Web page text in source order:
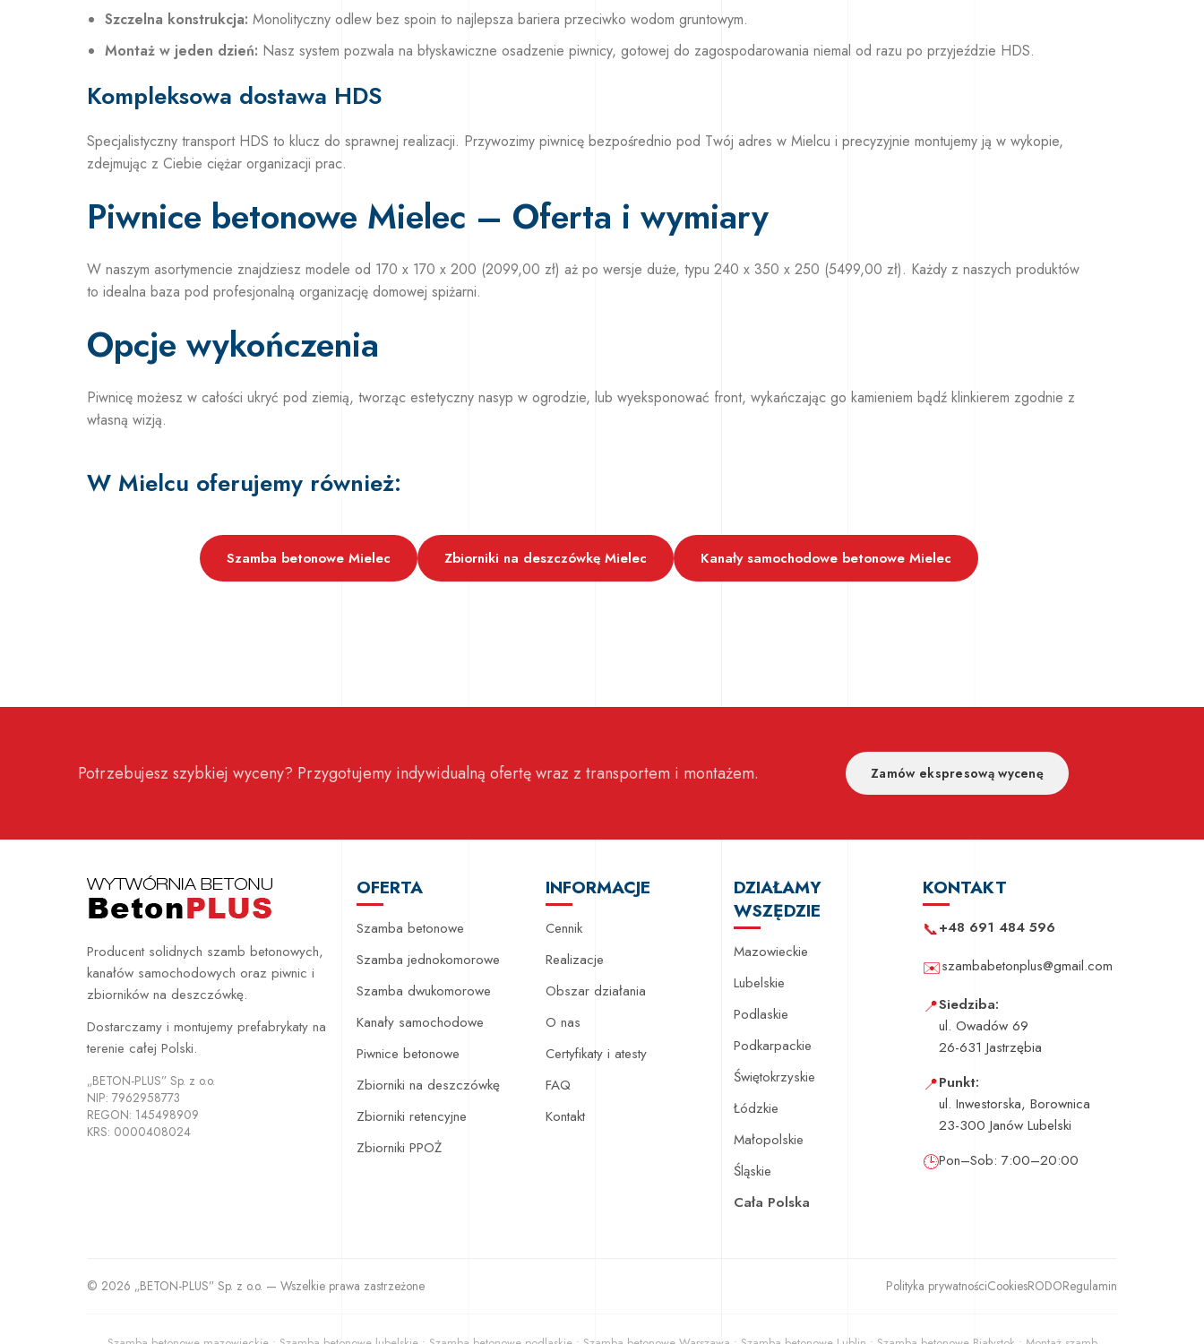
Szczelna konstrukcja: Monolityczny odlew bez spoin to najlepsza bariera przeciwko wodom gruntowym.
Montaż w jeden dzień: Nasz system pozwala na błyskawiczne osadzenie piwnicy, gotowej do zagospodarowania niemal od razu po przyjeździe HDS.
Kompleksowa dostawa HDS
Specjalistyczny transport HDS to klucz do sprawnej realizacji. Przywozimy piwnicę bezpośrednio pod Twój adres w Mielcu i precyzyjnie montujemy ją w wykopie,
zdejmując z Ciebie ciężar organizacji prac.
Piwnice betonowe Mielec – Oferta i wymiary
W naszym asortymencie znajdziesz modele od 170 x 170 x 200 (2099,00 zł) aż po wersje duże, typu 240 x 350 x 250 (5499,00 zł). Każdy z naszych produktów
to idealna baza pod profesjonalną organizację domowej spiżarni.
Opcje wykończenia
Piwnicę możesz w całości ukryć pod ziemią, tworząc estetyczny nasyp w ogrodzie, lub wyeksponować front, wykańczając go kamieniem bądź klinkierem zgodnie z
własną wizją.
W Mielcu oferujemy również:
Szamba betonowe Mielec Zbiorniki na deszczówkę Mielec Kanały samochodowe betonowe Mielec
Potrzebujesz szybkiej wyceny? Przygotujemy indywidualną ofertę wraz z transportem i montażem. Zamów ekspresową wycenę
Producent solidnych szamb betonowych,
kanałów samochodowych oraz piwnic i
zbiorników na deszczówkę.
Dostarczamy i montujemy prefabrykaty na
terenie całej Polski.
„BETON-PLUS” Sp. z o.o.
NIP: 7962958773
REGON: 145498909
KRS: 0000408024
OFERTA
Szamba betonowe
Szamba jednokomorowe
Szamba dwukomorowe
Kanały samochodowe
Piwnice betonowe
Zbiorniki na deszczówkę
Zbiorniki retencyjne
Zbiorniki PPOŻ
INFORMACJE
Cennik
Realizacje
Obszar działania
O nas
Certyfikaty i atesty
FAQ
Kontakt
DZIAŁAMY
WSZĘDZIE
Mazowieckie
Lubelskie
Podlaskie
Podkarpackie
Świętokrzyskie
Łódzkie
Małopolskie
Śląskie
Cała Polska
KONTAKT
📞+48 691 484 596
✉️szambabetonplus@gmail.com
📍Siedziba:
ul. Owadów 69
26-631 Jastrzębia
📍Punkt:
ul. Inwestorska, Borownica
23-300 Janów Lubelski
🕒Pon–Sob: 7:00–20:00
© 2026 „BETON-PLUS” Sp. z o.o. — Wszelkie prawa zastrzeżone Polityka prywatnościCookiesRODORegulamin